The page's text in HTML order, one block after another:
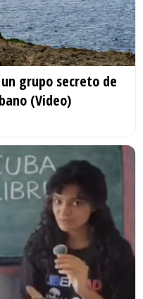
grupo secreto de
(Video)